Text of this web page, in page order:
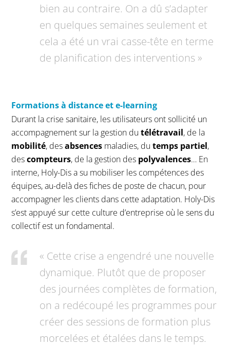
bien au contraire. On a dû s’adapter
en quelques semaines seulement et
cela a été un vrai casse-tête en terme
de planification des interventions »
Formations à distance et e-learning
Durant la crise sanitaire, les utilisateurs ont sollicité un
accompagnement sur la gestion dutélétravail, de la
mobilité, desabsences maladies, dutemps partiel,
descompteurs, de la gestion des polyvalences… En
interne, Holy-Dis a su mobiliser les compétences des
équipes, au-delà des fiches de poste de chacun, pour
accompagner les clients dans cette adaptation. Holy-Dis
s’est appuyé sur cette culture d’entreprise où le sens du
collectif est un fondamental.
« Cette crise a engendré une nouvelle
dynamique. Plutôt que de proposer
des journées complètes de formation,
on a redécoupé les programmes pour
créer des sessions de formation plus
morcelées et étalées dans le temps.